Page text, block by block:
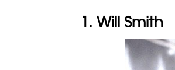
1. Will Smith